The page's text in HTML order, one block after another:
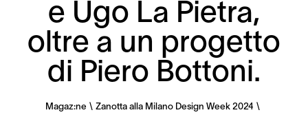
e Ugo La Pietra,
oltre a un progetto
di Piero Bottoni.
Magaz:ne Zanotta alla Milano Design Week 2024